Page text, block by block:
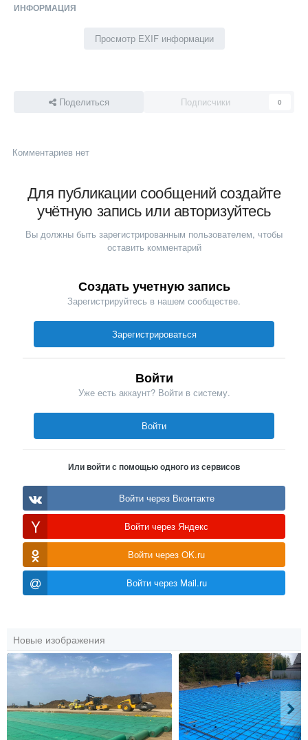
ИНФОРМАЦИЯ
Просмотр EXIF информации
Поделиться Подписчики 0
Комментариев нет
Для публикации сообщений создайте
учётную запись или авторизуйтесь
Вы должны быть зарегистрированным пользователем, чтобы
оставить комментарий
Создать учетную запись
Зарегистрируйтесь в нашем сообществе.
Зарегистрироваться
Войти
Уже есть аккаунт? Войти в систему.
Войти
Или войти с помощью одного из сервисов
Войти через Вконтакте
Войти через Яндекс
Войти через OK.ru
Войти через Mail.ru
Новые изображения